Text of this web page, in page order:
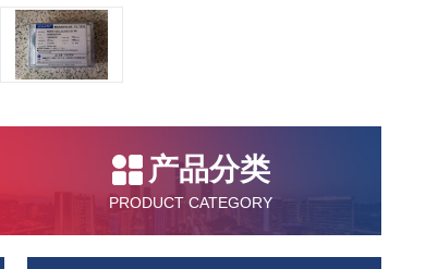
产品分类
PRODUCT CATEGORY